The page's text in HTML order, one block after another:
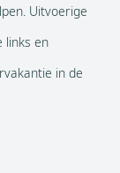
Uitvoerige
links en
in de